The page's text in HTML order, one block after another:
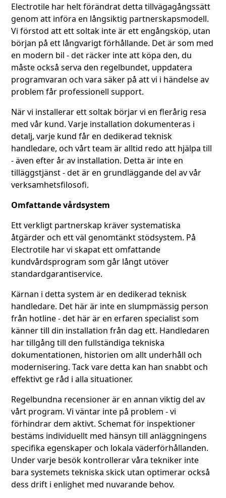
Electrotile har helt förändrat detta tillvägagångssätt
genom att införa en långsiktig partnerskapsmodell.
Vi förstod att ett soltak inte är ett engångsköp, utan
början på ett långvarigt förhållande. Det är som med
en modern bil - det räcker inte att köpa den, du
måste också serva den regelbundet, uppdatera
programvaran och vara säker på att vi i händelse av
problem får professionell support.
När vi installerar ett soltak börjar vi en flerårig resa
med vår kund. Varje installation dokumenteras i
detalj, varje kund får en dedikerad teknisk
handledare, och vårt team är alltid redo att hjälpa till
- även efter år av installation. Detta är inte en
tilläggstjänst - det är en grundläggande del av vår
verksamhetsfilosofi.
Omfattande vårdsystem
Ett verkligt partnerskap kräver systematiska
åtgärder och ett väl genomtänkt stödsystem. På
Electrotile har vi skapat ett omfattande
kundvårdsprogram som går långt utöver
standardgarantiservice.
Kärnan i detta system är en dedikerad teknisk
handledare. Det här är inte en slumpmässig person
från hotline - det här är en erfaren specialist som
känner till din installation från dag ett. Handledaren
har tillgång till den fullständiga tekniska
dokumentationen, historien om allt underhåll och
modernisering. Tack vare detta kan han snabbt och
effektivt ge råd i alla situationer.
Regelbundna recensioner är en annan viktig del av
vårt program. Vi väntar inte på problem - vi
förhindrar dem aktivt. Schemat för inspektioner
bestäms individuellt med hänsyn till anläggningens
specifika egenskaper och lokala väderförhållanden.
Under varje besök kontrollerar våra tekniker inte
bara systemets tekniska skick utan optimerar också
dess drift i enlighet med nuvarande behov.